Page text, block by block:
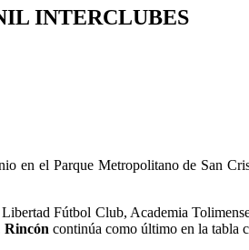
INTERCLUBES
en el Parque Metropolitano de San
Fútbol Club, Academia
Rincón continúa como último en la tabla